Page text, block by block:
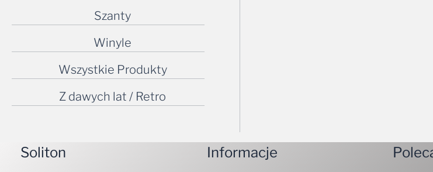
Szanty
Winyle
Wszystkie Produkty
Z dawych lat / Retro
Soliton Informacje